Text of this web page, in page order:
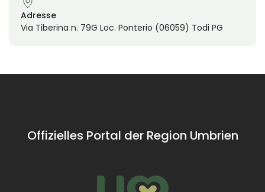
Adresse
Via Tiberina n. 79G Loc. Ponterio (06059) Todi PG
Offizielles Portal der Region Umbrien